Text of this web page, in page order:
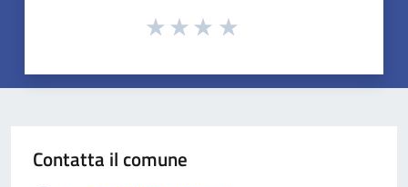
Contatta il comune